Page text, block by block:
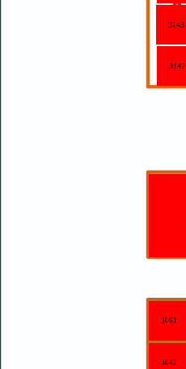
3042
3061
3143
3147